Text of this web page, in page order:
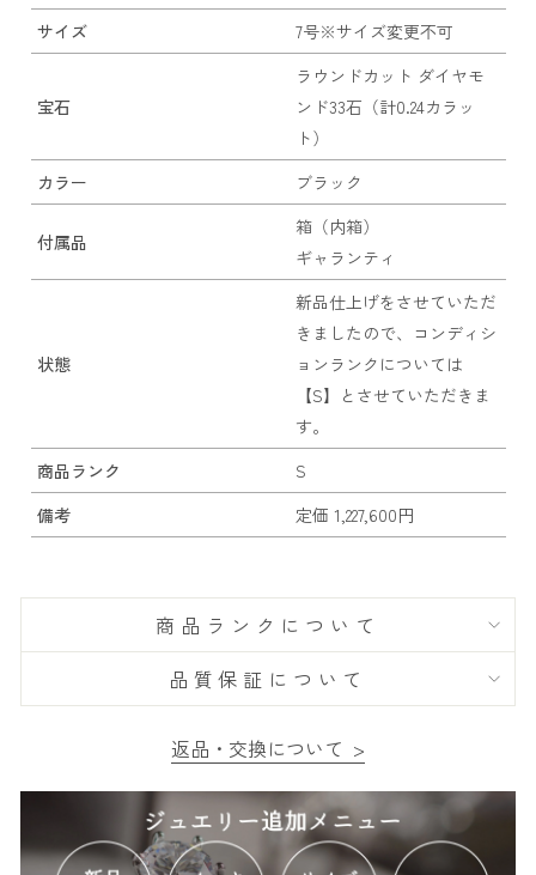
サイズ
7号※サイズ変更不可
宝石
ラウンドカット ダイヤモ
ンド33石（計0.24カラッ
ト）
カラー
ブラック
付属品
箱（内箱）
ギャランティ
状態
新品仕上げをさせていただ
きましたので、コンディシ
ョンランクについては
【S】とさせていただきま
す。
商品ランク
S
備考
定価 1,227,600円
商品ランクについて
品質保証について
返品・交換について >